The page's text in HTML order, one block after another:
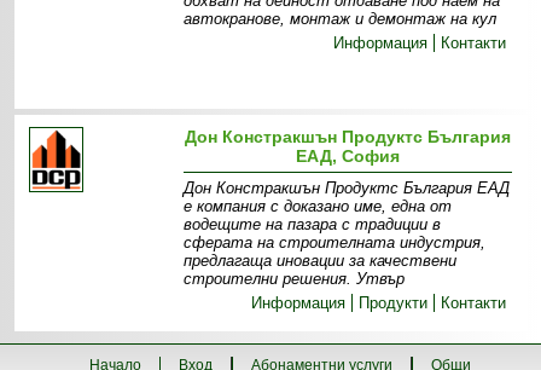
автокранове, монтаж и демонтаж на кул
Информация
Контакти
Дон Констракшън Продуктс България
ЕАД, София
Дон Констракшън Продуктс България ЕАД
е компания с доказано име, една от
водещите на пазара с традиции в
сферата на строителната индустрия,
предлагаща иновации за качествени
строителни решения. Утвър
Информация
Продукти Контакти
Начало Вход Абонаментни услуги Общи